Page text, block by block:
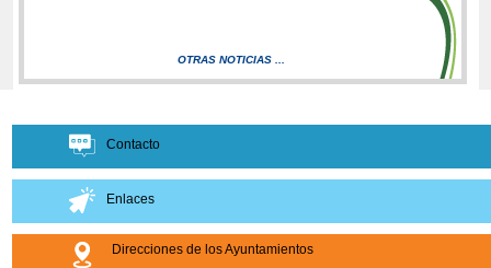
OTRAS NOTICIAS ...
Contacto
Enlaces
Direcciones de los Ayuntamientos